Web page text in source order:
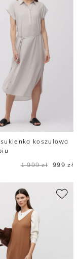
koszulowa
1 999 zł
999 zł